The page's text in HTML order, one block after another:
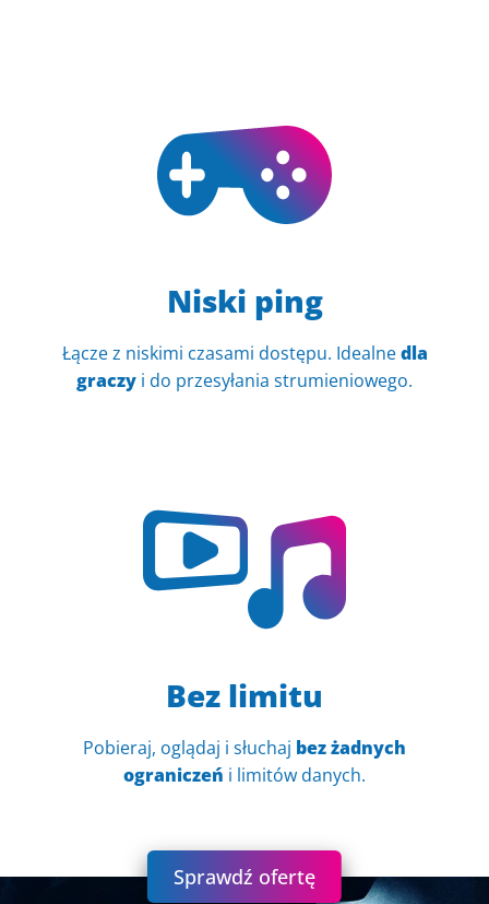
Niski ping
Łącze z niskimi czasami dostępu. Idealnedla
graczy i do przesyłania strumieniowego.
Bez limitu
Pobieraj, oglądaj i słuchaj bez żadnych
ograniczeń i limitów danych.
Sprawdź ofertę